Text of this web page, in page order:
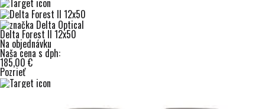
Delta Forest II 12x50
Na objednávku
Naša cena s dph:
185,00 €
Pozrieť